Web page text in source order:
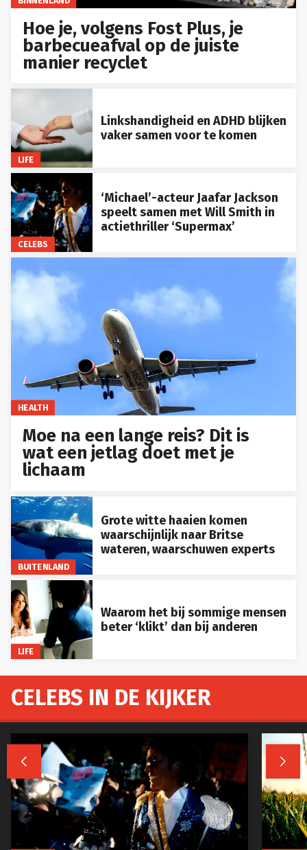
Hoe je, volgens Fost Plus, je
barbecueafval op de juiste
manier recyclet
LIFE
Linkshandigheid en ADHD blijken
vaker samen voor te komen
CELEBS
‘Michael’-acteur Jaafar Jackson
speelt samen met Will Smith in
actiethriller ‘Supermax’
HEALTH
Moe na een lange reis? Dit is
wat een jetlag doet met je
lichaam
BUITENLAND
Grote witte haaien komen
waarschijnlijk naar Britse
wateren, waarschuwen experts
LIFE
Waarom het bij sommige mensen
beter ‘klikt’ dan bij anderen
CELEBS IN DE KIJKER
 